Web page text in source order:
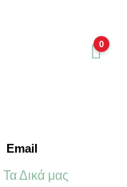
0
Email
Τα Δικά μας